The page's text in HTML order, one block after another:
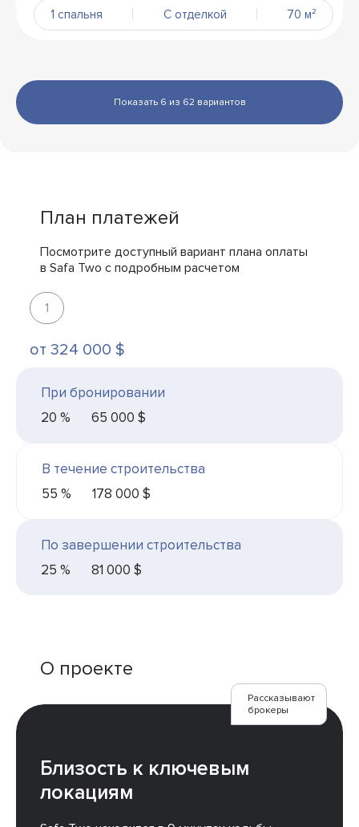
1 спальня С отделкой 70 м²
Показать 6 из 62 вариантов
План платежей
Посмотрите доступный вариант плана оплаты
в Safa Two с подробным расчетом
1
от 324 000 $
При бронировании
20 %
65 000 $
В течение строительства
55 %
178 000 $
По завершении строительства
25 %
81 000 $
О проекте
Рассказывают
брокеры
Близость к ключевым
локациям